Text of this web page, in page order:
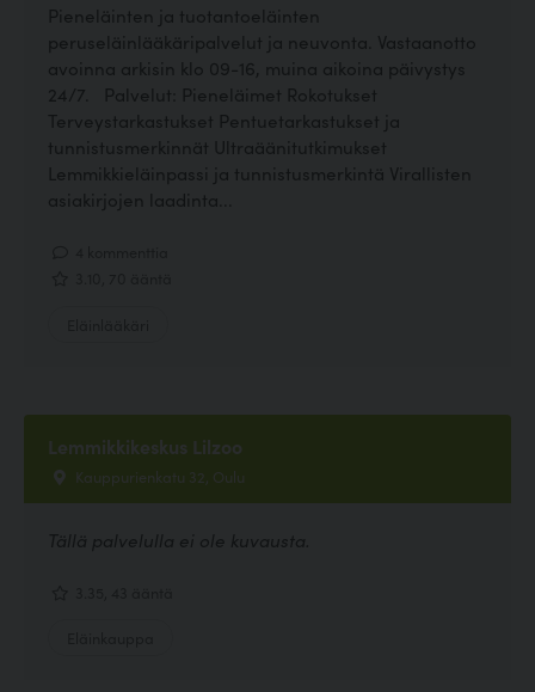
Pieneläinten ja tuotantoeläinten
peruseläinlääkäripalvelut ja neuvonta. Vastaanotto
avoinna arkisin klo 09-16, muina aikoina päivystys
24/7. Palvelut: Pieneläimet Rokotukset
Terveystarkastukset Pentuetarkastukset ja
tunnistusmerkinnät Ultraäänitutkimukset
Lemmikkieläinpassi ja tunnistusmerkintä Virallisten
asiakirjojen laadinta...
Lemmikkikeskus Lilzoo
Kauppurienkatu 32, Oulu
Tällä palvelulla ei ole kuvausta.